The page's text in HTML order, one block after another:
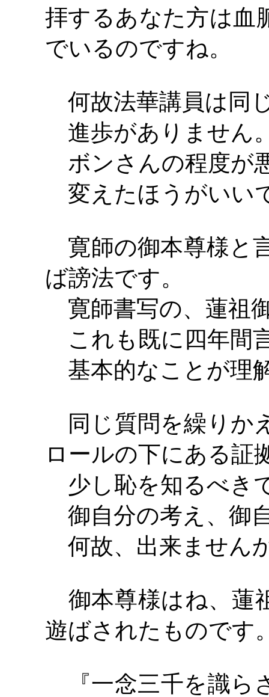
拝するあなた方は
でいるのですね。
何故法華講員は同
進歩がありません
ボンさんの程度が
変えたほうがいい
寛師の御本尊様と
ば謗法です。
寛師書写の、蓮祖
これも既に四年間
基本的なことが理
同じ質問を繰りか
ロールの下にある証
少し恥を知るべき
御自分の考え、御
何故、出来ません
御本尊様はね、蓮
遊ばされたものです
『一念三千を識ら